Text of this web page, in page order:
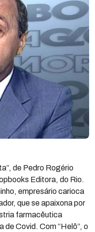
de Pedro Rogério
Editora, do Rio.
empresário carioca
que se apaixona por
farmacêutica
de Covid. Com “Helô”, o